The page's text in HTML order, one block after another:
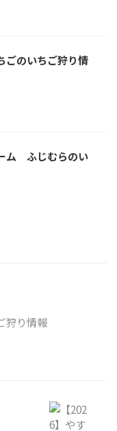
ごのいちご狩り情
ム ふじむらのい
狩り情報